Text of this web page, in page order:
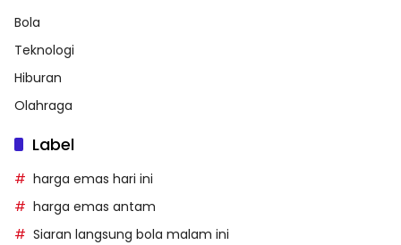
Bola
Teknologi
Hiburan
Olahraga
Label
harga emas hari ini
harga emas antam
Siaran langsung bola malam ini